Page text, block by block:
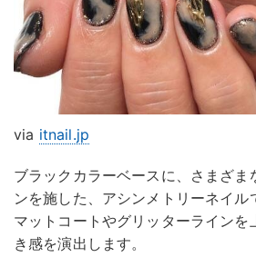
via itnail.jp
ブラックカラーベースに、さまざま
ンを施した、アシンメトリーネイル
マットコートやグリッターラインを
き感を演出します。